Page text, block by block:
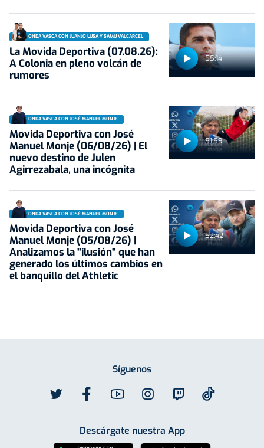
55:14
ONDA VASCA CON JUANJO LUSA Y SAMU VALCÁRCEL
La Movida Deportiva (07.08.26):
A Colonia en pleno volcán de
rumores
51:59
ONDA VASCA CON JOSÉ MANUEL MONJE
Movida Deportiva con José
Manuel Monje (06/08/26) | El
nuevo destino de Julen
Agirrezabala, una incógnita
52:42
ONDA VASCA CON JOSÉ MANUEL MONJE
Movida Deportiva con José
Manuel Monje (05/08/26) |
Analizamos la "ilusión" que han
generado los últimos cambios en
el banquillo del Athletic
Síguenos
Descárgate nuestra App